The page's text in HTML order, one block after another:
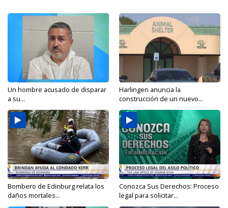
Un hombre acusado de disparar
a su...
Harlingen anuncia la
construcción de un nuevo...
Bombero de Edinburg relata los
daños mortales...
Conozca Sus Derechos: Proceso
legal para solicitar...